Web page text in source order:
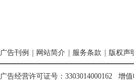
广告刊例 网站简介 服务条款 版权声
广告经营许可证号：3303014000162
增